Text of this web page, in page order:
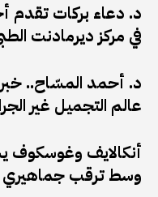
د. دعاء بركات تقدم
في مركز ديرمادنت
د. أحمد المسّاح..
عالم التجميل غير
وسط ترقب جماهيري